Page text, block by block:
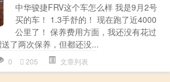
中华骏捷FRV这个车怎么样 我是9月2号
买的车！ 1.3手舒的！ 现在跑了近4000
公里了！ 保养费用方面，我还没有花过
了两次保养，但都还没...
0 205 文章列表